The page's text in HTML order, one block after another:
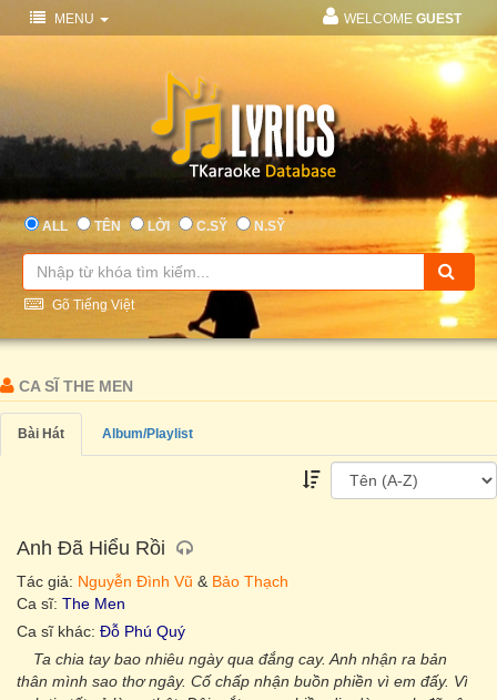
MENU WELCOME GUEST
ALL TÊN LỜI C.SỸ N.SỸ
Gõ Tiếng Việt
CA SĨ THE MEN
Bài Hát Album/Playlist
Anh Đã Hiểu Rồi
Tác giả: Nguyễn Đình Vũ & Bảo Thạch
Ca sĩ: The Men
Ca sĩ khác: Đỗ Phú Quý
Ta chia tay bao nhiêu ngày qua đắng cay. Anh nhận ra bản
thân mình sao thơ ngây. Cố chấp nhận buồn phiền vì em đấy. Vì